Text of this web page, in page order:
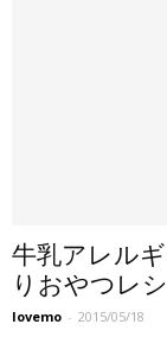
牛乳アレル
りおやつレ
lovemo - 2015/05/18